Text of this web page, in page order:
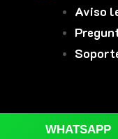
Aviso
WHATSAPP